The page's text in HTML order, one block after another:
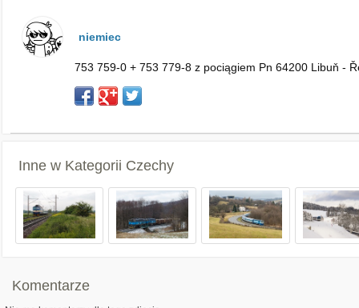
niemiec
753 759-0 + 753 779-8 z pociągiem Pn 64200 Libuň -
Inne w Kategorii Czechy
Komentarze